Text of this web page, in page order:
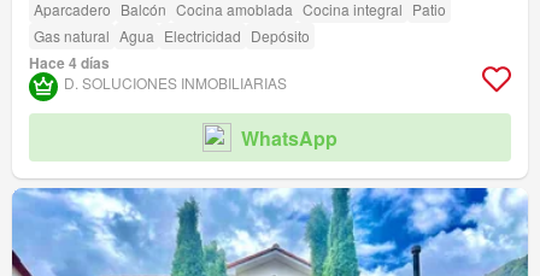
Aparcadero Balcón Cocina amoblada Cocina integral Patio
Gas natural Agua Electricidad Depósito
Hace 4 días
D. SOLUCIONES INMOBILIARIAS
WhatsApp